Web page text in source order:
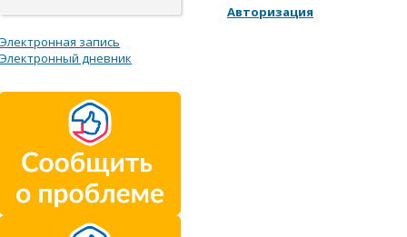
Авторизация
Электронная запись
Электронный дневник